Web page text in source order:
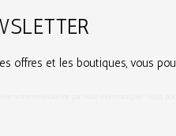
offres et les boutiques, vous